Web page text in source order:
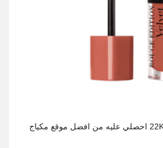
ايلاينر برو اكتيف 22K احصلي عليه من افضل موقع مكياج